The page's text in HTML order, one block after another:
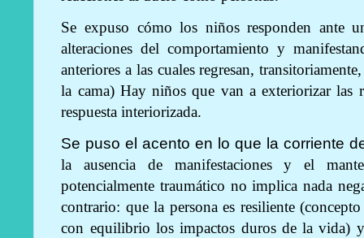
Se expuso cómo los niños responden ante
alteraciones del comportamiento y
anteriores a las cuales regresan,
la cama) Hay niños que van a exteriorizar las
respuesta interiorizada.
Se puso el acento en lo que la corriente
la ausencia de manifestaciones y el
potencialmente traumático no implica nada
contrario: que la persona es resiliente
con equilibrio los impactos duros de la vida) y